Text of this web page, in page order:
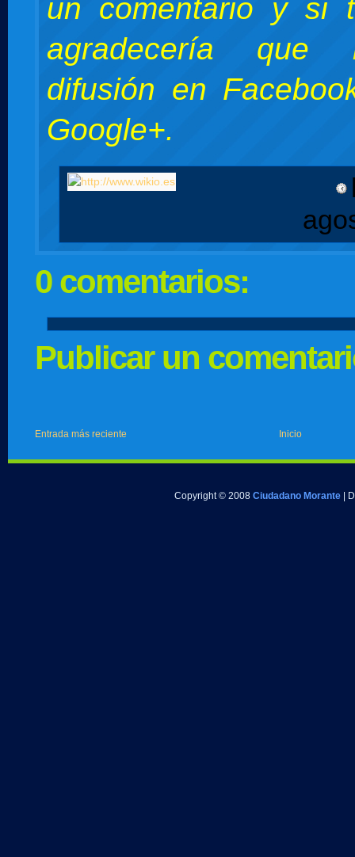
un comentario y si
agradecería que
difusión en
Google+.
0 comentarios:
Publicar un
Entrada más reciente Inicio
Copyright © 2008 Ciudadano Morante |